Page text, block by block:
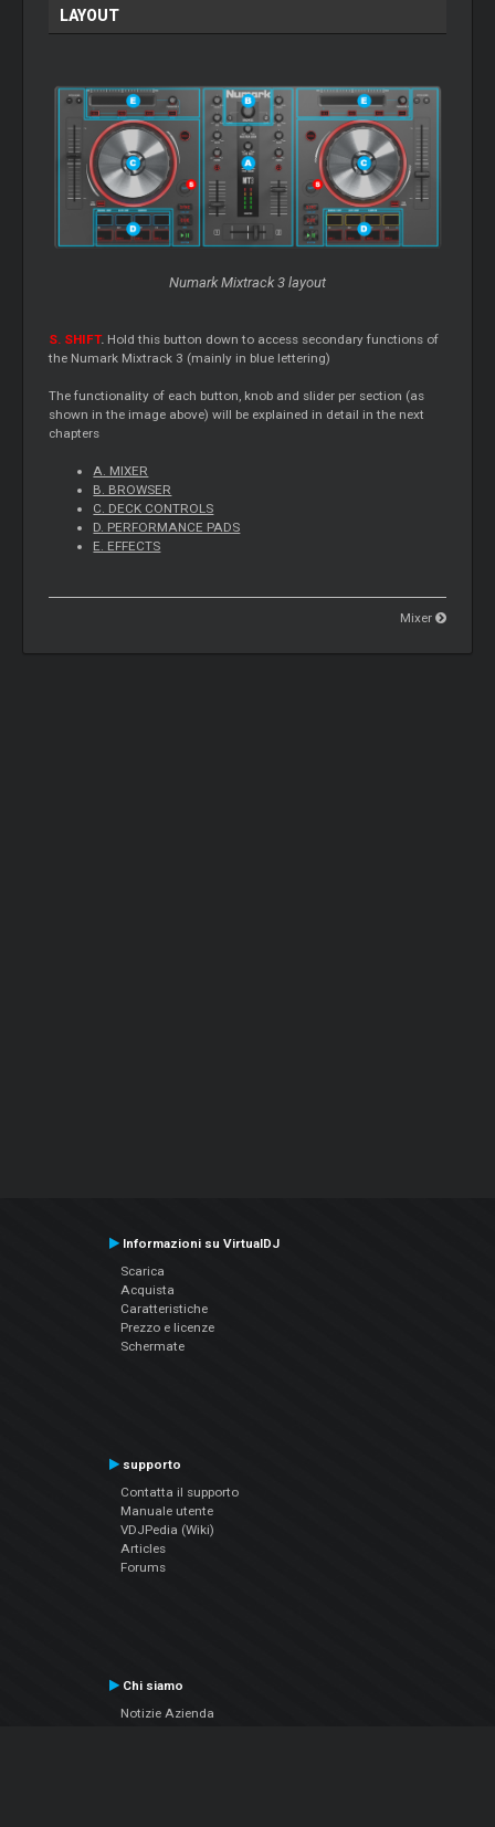
LAYOUT
Numark Mixtrack 3 layout
S. SHIFT. Hold this button down to access secondary functions of
the Numark Mixtrack 3 (mainly in blue lettering)
The functionality of each button, knob and slider per section (as
shown in the image above) will be explained in detail in the next
chapters
A. MIXER
B. BROWSER
C. DECK CONTROLS
D. PERFORMANCE PADS
E. EFFECTS
Mixer
Informazioni su VirtualDJ
Scarica
Acquista
Caratteristiche
Prezzo e licenze
Schermate
supporto
Contatta il supporto
Manuale utente
VDJPedia (Wiki)
Articles
Forums
Chi siamo
Notizie Azienda